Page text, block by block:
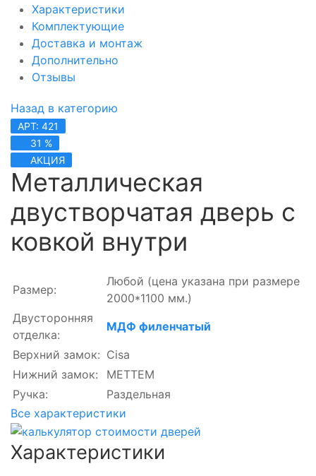
Характеристики
Комплектующие
Доставка и монтаж
Дополнительно
Отзывы
Назад в категорию
АРТ: 421
31 %
АКЦИЯ
Металлическая
двустворчатая дверь с
ковкой внутри
Размер:
Любой (цена указана при размере
2000*1100 мм.)
Двусторонняя
отделка:
МДФ филенчатый
Верхний замок: Cisa
Нижний замок:
МЕТТЕМ
Ручка:
Раздельная
Все характеристики
Характеристики